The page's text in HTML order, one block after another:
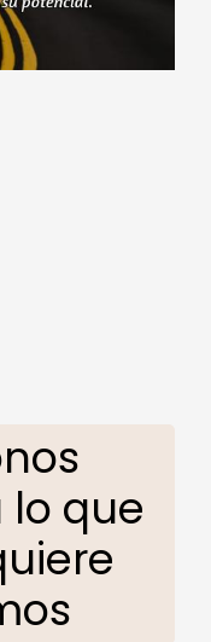
que